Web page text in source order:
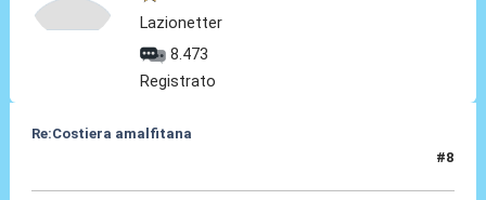
Lazionetter
8.473
Registrato
Re:Costiera amalfitana
#8